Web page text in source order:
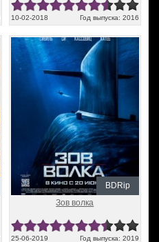
10-02-2018 Год выпуска: 2016
BDRip
Зов волка
25-06-2019 Год выпуска: 2019